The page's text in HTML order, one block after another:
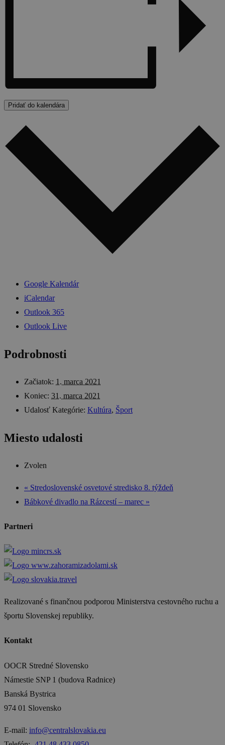
Pridať do kalendára
Google Kalendár
iCalendar
Outlook 365
Outlook Live
Podrobnosti
Začiatok: 1. marca 2021
Koniec: 31. marca 2021
Udalosť Kategórie: Kultúra, Šport
Miesto udalosti
Zvolen
« Stredoslovenské osvetové stredisko 8. týždeň
Bábkové divadlo na Rázcestí – marec »
Partneri
Realizované s finančnou podporou Ministerstva cestovného ruchu a
športu Slovenskej republiky.
Kontakt
OOCR Stredné Slovensko
Námestie SNP 1 (budova Radnice)
Banská Bystrica
974 01 Slovensko
E-mail: info@centralslovakia.eu